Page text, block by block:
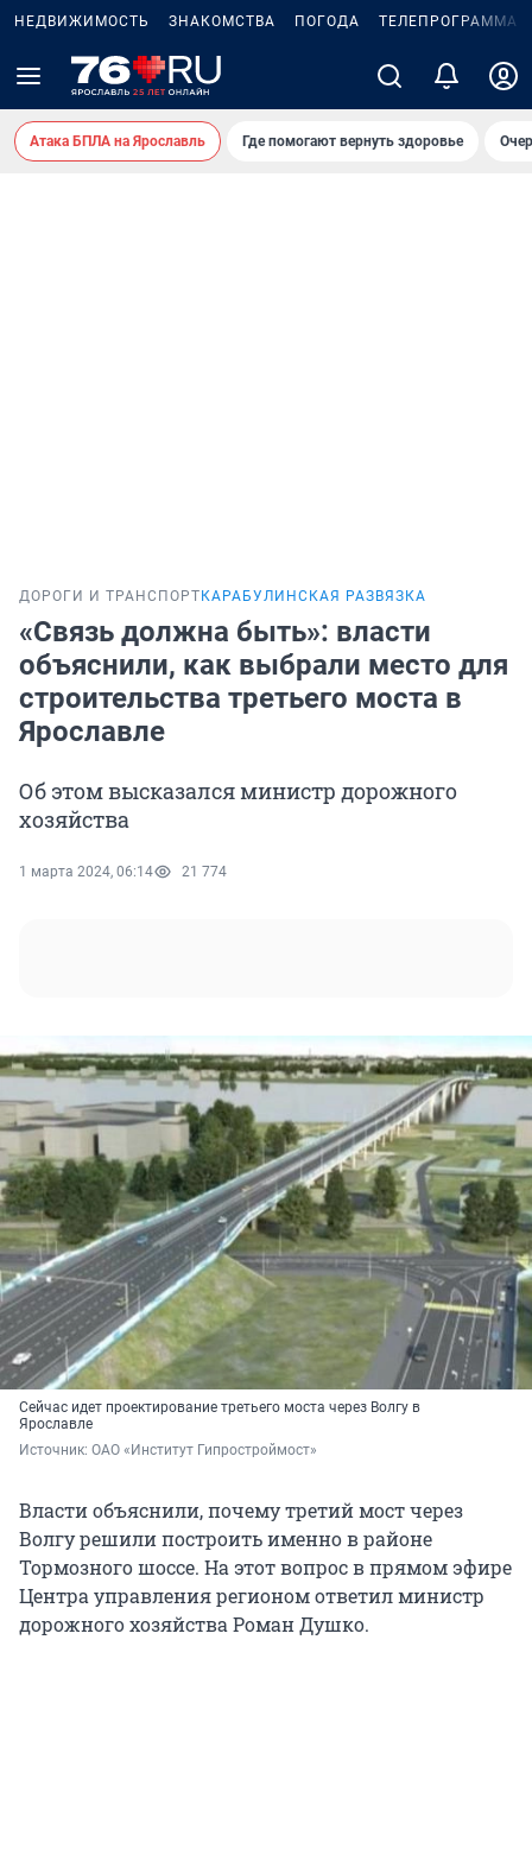
НЕДВИЖИМОСТЬ ЗНАКОМСТВА ПОГОДА ТЕЛЕПРОГРАММА
Атака БПЛА на Ярославль Где помогают вернуть здоровье
ДОРОГИ И ТРАНСПОРТ КАРАБУЛИНСКАЯ РАЗВЯЗКА
«Связь должна быть»: власти
объяснили, как выбрали место для
строительства третьего моста в
Ярославле
Об этом высказался министр дорожного
хозяйства
1 марта 2024, 06:14 21 774
Сейчас идет проектирование третьего моста через Волгу в
Ярославле
Источник: ОАО «Институт Гипростроймост»
Власти объяснили, почему третий мост через
Волгу решили построить именно в районе
Тормозного шоссе. На этот вопрос в прямом эфире
Центра управления регионом ответил министр
дорожного хозяйства Роман Душко.